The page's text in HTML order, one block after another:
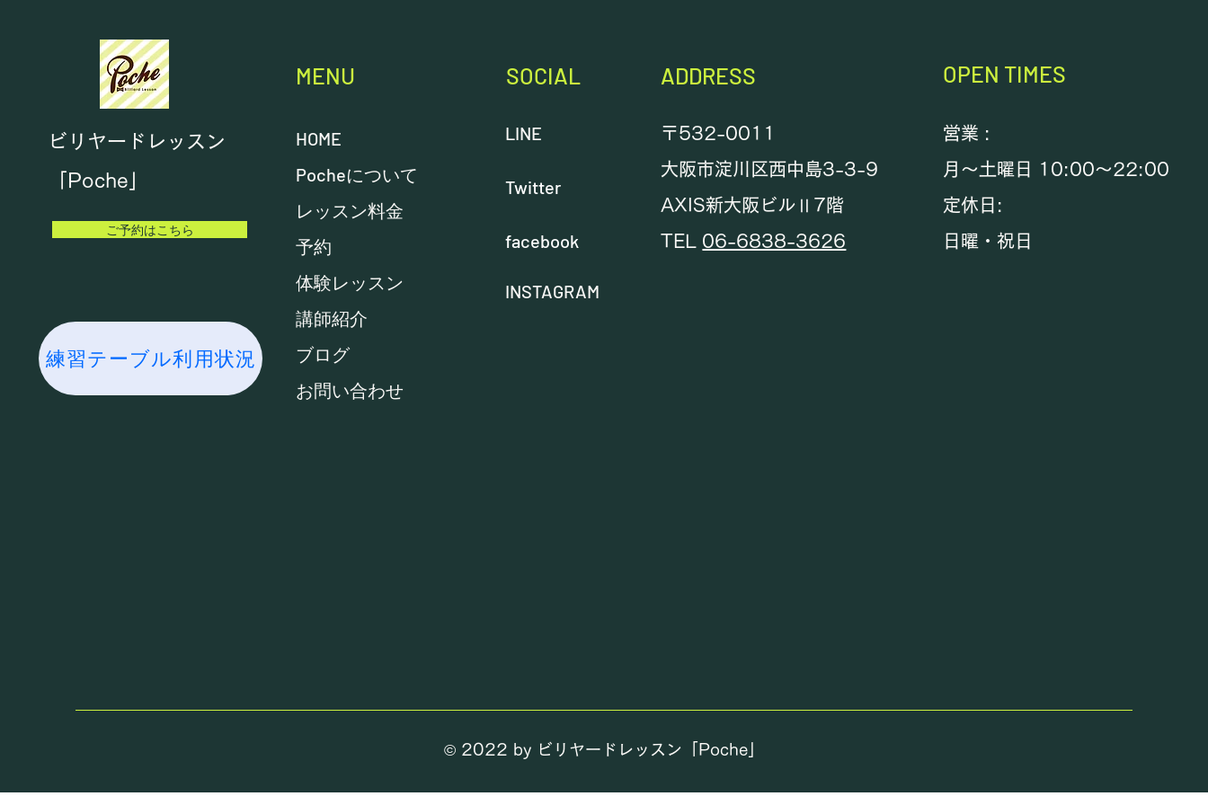
ビリヤードレッスン
「Poche」
ご予約はこちら
練習テーブル利用状況
MENU
HOME
Pocheについて
レッスン料金
予約
体験レッスン
講師紹介
ブログ
お問い合わせ
SOCIAL
LINE
Twitter
facebook
INSTAGRAM
ADDRESS
〒532-0011
大阪市淀川区西中島3-3-9
AXIS新大阪ビルⅡ7階
TEL 06-6838-3626
OPEN TIMES
営業 :
月～土曜日 10:00～22:00
定休日:
日曜・祝日
© 2022 by ビリヤードレッスン「 Poche」